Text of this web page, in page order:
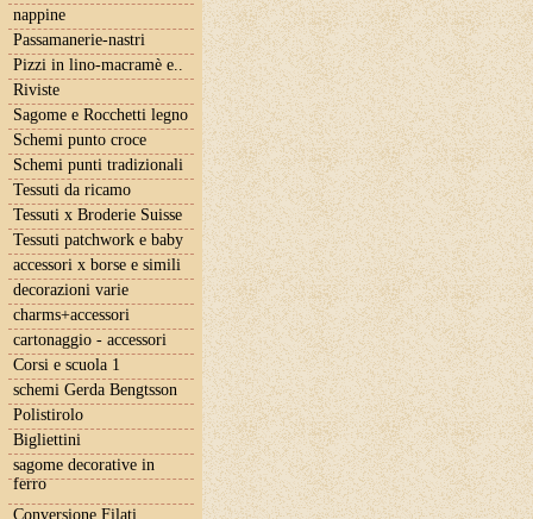
nappine
Passamanerie-nastri
Pizzi in lino-macramè e..
Riviste
Sagome e Rocchetti legno
Schemi punto croce
Schemi punti tradizionali
Tessuti da ricamo
Tessuti x Broderie Suisse
Tessuti patchwork e baby
accessori x borse e simili
decorazioni varie
charms+accessori
cartonaggio - accessori
Corsi e scuola 1
schemi Gerda Bengtsson
Polistirolo
Bigliettini
sagome decorative in
ferro
Conversione Filati